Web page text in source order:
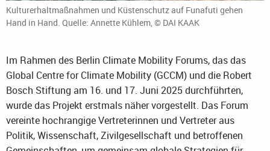
Kulturerhaltmaßnahmen und Küstenschutz auf Funafuti gehen
Hand in Hand. Quelle: Annette Kühlem, © DAI KAAK
Im Rahmen des Berlin Climate Mobility Forums, das das
Global Centre for Climate Mobility (GCCM) und die Robert
Bosch Stiftung am 16. und 17. Juni 2025 durchführten,
wurde das Projekt erstmals näher vorgestellt. Das Forum
vereinte hochrangige Vertreterinnen und Vertreter aus
Politik, Wissenschaft, Zivilgesellschaft und betroffenen